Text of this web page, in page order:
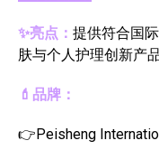
✨亮点： 提供符合国
肤与个人护理创新产
💄品牌：
👉Peisheng